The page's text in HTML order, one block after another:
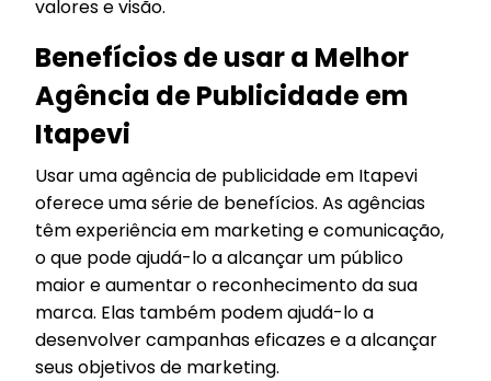
valores e visão.
Benefícios de usar a Melhor
Agência de Publicidade em
Itapevi
Usar uma agência de publicidade em Itapevi
oferece uma série de benefícios. As agências
têm experiência em marketing e comunicação,
o que pode ajudá-lo a alcançar um público
maior e aumentar o reconhecimento da sua
marca. Elas também podem ajudá-lo a
desenvolver campanhas eficazes e a alcançar
seus objetivos de marketing.